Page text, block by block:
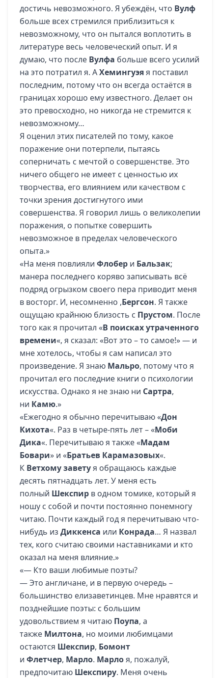
достичь невозможного. Я убеждён, что Вулф
больше всех стремился приблизиться к
невозможному, что он пытался воплотить в
литературе весь человеческий опыт. И я
думаю, что после Вулфа больше всего усилий
на это потратил я. АХемингуэяя поставил
последним, потому что он всегда остаётся в
границах хорошо ему известного. Делает он
это превосходно, но никогда не стремится к
невозможному…
Я оценил этих писателей по тому, какое
поражение они потерпели, пытаясь
соперничать с мечтой о совершенстве. Это
ничего общего не имеет с ценностью их
творчества, его влиянием или качеством с
точки зрения достигнутого ими
совершенства. Я говорил лишь о великолепии
поражения, о попытке совершить
невозможное в пределах человеческого
опыта.»
«На меня повлияли Флобер и Бальзак;
манера последнего коряво записывать всё
подряд огрызком своего пера приводит меня
в восторг. И, несомненно ,Бергсон. Я также
ощущаю крайнюю близость с Прустом. После
того как я прочитал «В поисках утраченного
времени«, я сказал: «Вот это – то самое!» — и
мне хотелось, чтобы я сам написал это
произведение. Я знаю Мальро, потому что я
прочитал его последние книги о психологии
искусства. Однако я не знаю ни Сартра,
ни Камю.»
«Ежегодно я обычно перечитываю «Дон
Кихота«. Раз в четыре-пять лет – «Моби
Дика«. Перечитываю я также «Мадам
Бовари» и «Братьев Карамазовых«.
К Ветхому заветуя обращаюсь каждые
десять пятнадцать лет. У меня есть
полный Шекспир в одном томике, который я
ношу с собой и почти постоянно понемногу
читаю. Почти каждый год я перечитываю что-
нибудь из Диккенса или Конрада… Я назвал
тех, кого считаю своими наставниками и кто
оказал на меня влияние.»
«— Кто ваши любимые поэты?
— Это англичане, и в первую очередь –
большинство елизаветинцев. Мне нравятся и
позднейшие поэты: с большим
удовольствием я читаю Поупа, а
также Милтона, но моими любимцами
остаются Шекспир, Бомонт
и Флетчер, Марло. Марлоя, пожалуй,
предпочитаю Шекспиру. Меня очень